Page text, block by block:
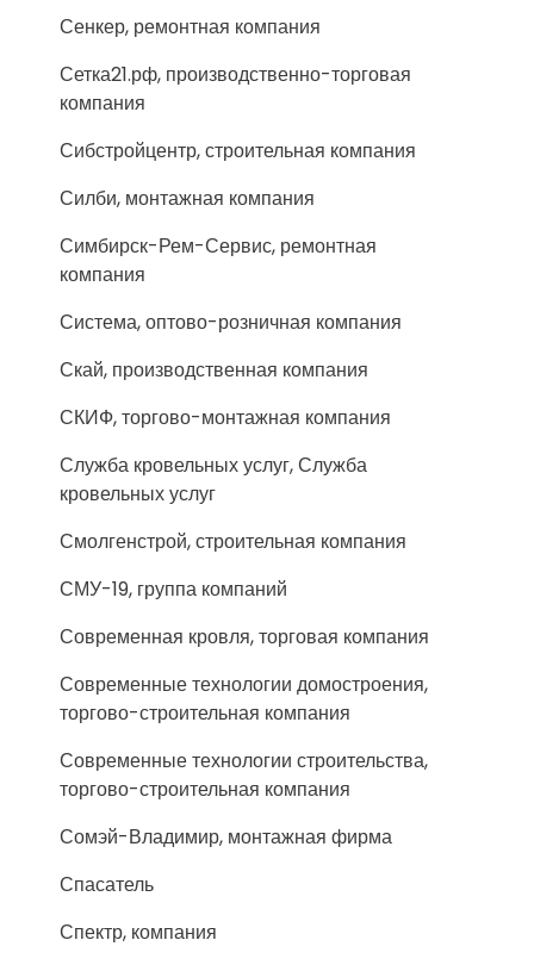
Сенкер, ремонтная компания
Сетка21.рф, производственно-торговая
компания
Сибстройцентр, строительная компания
Силби, монтажная компания
Симбирск-Рем-Сервис, ремонтная
компания
Система, оптово-розничная компания
Скай, производственная компания
СКИФ, торгово-монтажная компания
Служба кровельных услуг, Служба
кровельных услуг
Смолгенстрой, строительная компания
СМУ-19, группа компаний
Современная кровля, торговая компания
Современные технологии домостроения,
торгово-строительная компания
Современные технологии строительства,
торгово-строительная компания
Сомэй-Владимир, монтажная фирма
Спасатель
Спектр, компания